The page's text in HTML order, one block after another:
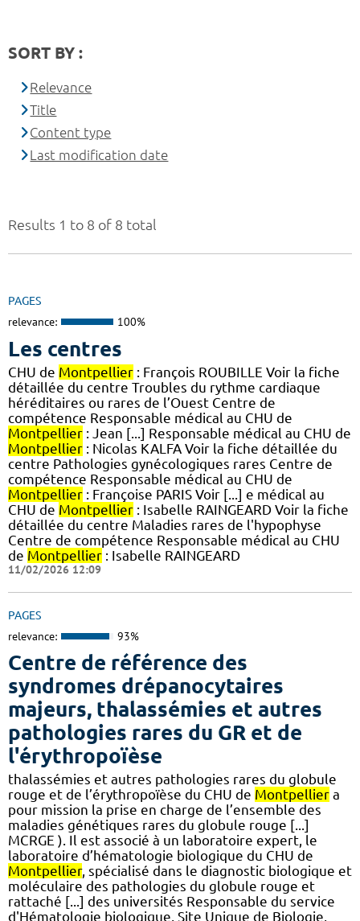
Results 1 to 8 of 8 total
PAGES
relevance: 100%
Les centres
CHU de Montpellier : François ROUBILLE Voir la fiche
détaillée du centre Troubles du rythme cardiaque
héréditaires ou rares de l’Ouest Centre de
compétence Responsable médical au CHU de
Montpellier : Jean [...] Responsable médical au CHU de
Montpellier : Nicolas KALFA Voir la fiche détaillée du
centre Pathologies gynécologiques rares Centre de
compétence Responsable médical au CHU de
Montpellier : Françoise PARIS Voir [...] e médical au
CHU de Montpellier : Isabelle RAINGEARD Voir la fiche
détaillée du centre Maladies rares de l'hypophyse
Centre de compétence Responsable médical au CHU
de Montpellier : Isabelle RAINGEARD
11/02/2026 12:09
PAGES
relevance: 93%
Centre de référence des
syndromes drépanocytaires
majeurs, thalassémies et autres
pathologies rares du GR et de
l'érythropoïèse
thalassémies et autres pathologies rares du globule
rouge et de l’érythropoïèse du CHU de Montpellier a
pour mission la prise en charge de l’ensemble des
maladies génétiques rares du globule rouge [...]
MCRGE ). Il est associé à un laboratoire expert, le
laboratoire d’hématologie biologique du CHU de
Montpellier, spécialisé dans le diagnostic biologique et
moléculaire des pathologies du globule rouge et
rattaché [...] des universités Responsable du service
d'Hématologie biologique, Site Unique de Biologie,
SORT BY :
Relevance
Title
Content type
Last modification date